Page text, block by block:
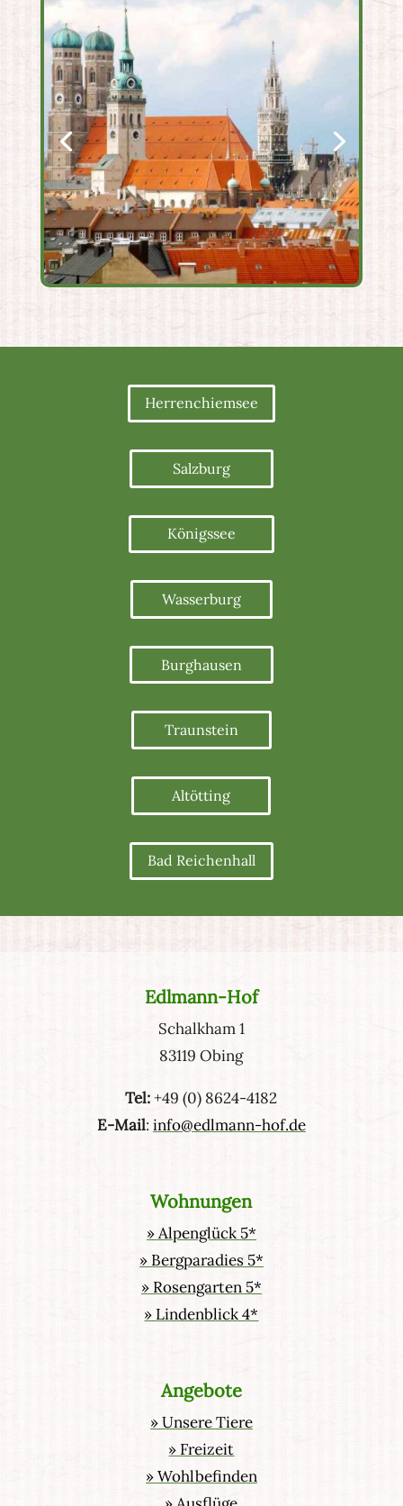
Herrenchiemsee
Salzburg
Königssee
Wasserburg
Burghausen
Traunstein
Altötting
Bad Reichenhall
Edlmann-Hof
Schalkham 1
83119 Obing
Tel:+49 (0) 8624-4182
E-Mail: info@edlmann-hof.de
Wohnungen
» Alpenglück 5*
» Bergparadies 5*
» Rosengarten 5*
» Lindenblick 4*
Angebote
» Unsere Tiere
» Freizeit
» Wohlbefinden